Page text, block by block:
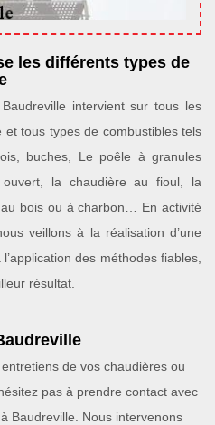
les différents types de
intervient sur tous les
tous types de combustibles tels
buches, Le poêle à granules
la chaudière au fioul, la
bois ou à charbon… En activité
veillons à la réalisation d’une
des méthodes fiables,
résultat.
de vos chaudières ou
pas à prendre contact avec
Baudreville. Nous intervenons